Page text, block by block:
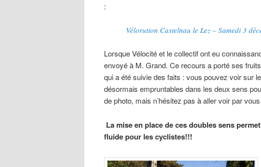
:
Vélorution Castelnau le Lez – Samedi 3
Lorsque Vélocité et le collectif ont eu
envoyé à M. Grand. Ce recours a porté ses
qui a été suivie des faits : vous pouvez voir sur
désormais empruntables dans les deux sens
de photo, mais n’hésitez pas à aller voir par
La mise en place de ces doubles sens
fluide pour les cyclistes!!!